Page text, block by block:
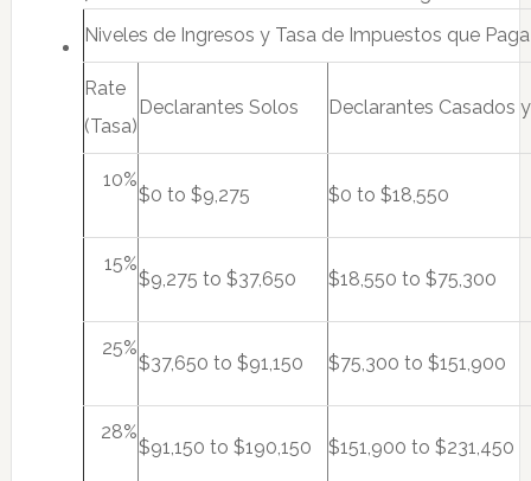
Niveles de Ingresos y Tasa de Impuestos que
Rate
(Tasa)
Declarantes Solos Declarantes Casados
10%
$0 to $9,275 $0 to $18,550
15%
$9,275 to $37,650 $18,550 to $75,300
25%
$37,650 to $91,150 $75,300 to $151,900
28%
$91,150 to $190,150 $151,900 to $231,450